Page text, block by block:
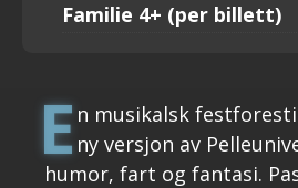
Familie 4+ (per billett)
E n musikalsk
ny versjon av
humor, fart og fantasi.